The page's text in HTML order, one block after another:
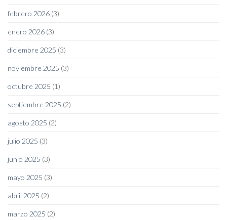
febrero 2026 (3)
enero 2026 (3)
diciembre 2025 (3)
noviembre 2025 (3)
octubre 2025 (1)
septiembre 2025 (2)
agosto 2025 (2)
julio 2025 (3)
junio 2025 (3)
mayo 2025 (3)
abril 2025 (2)
marzo 2025 (2)